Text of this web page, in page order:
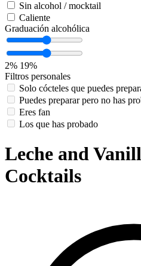
Sin alcohol / mocktail
Caliente
Graduación alcohólica
2% 19%
Filtros personales
Solo cócteles que puedes
Puedes preparar pero no has
Eres fan
Los que has probado
Leche and
Cocktails